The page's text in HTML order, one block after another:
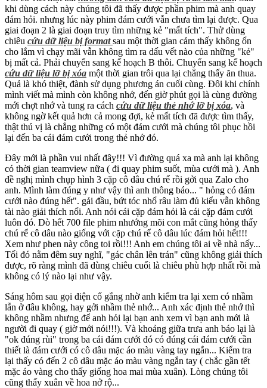
khi dùng cách này chúng tôi đã thấy được phần phim mà anh quay
đám hỏi. nhưng lúc này phim đám cưới vẫn chưa tìm lại được. Qua
giai đoạn 2 là giai đoạn truy tìm những kẻ "mất tích". Thử dùng
chiêu cứu dữ liệu bị format sau một thời gian cảm thấy không ổn
cho lắm vì chạy mãi vẫn không tìm ra dấu vết nào của những "kẻ"
bị mất cả. Phải chuyển sang kế hoạch B thôi. Chuyển sang kế hoạch
cứu dữ liệu lỡ bị xóa một thời gian trôi qua lại chẳng thấy ăn thua.
Quả là khó thiệt, đành sử dụng phương án cuối cùng. Đôi khi chính
mình viết mà mình còn không nhớ, đến giờ phút gọi là cùng đường
mới chợt nhớ và tung ra cách cứu dữ liệu thẻ nhớ lỡ bị xóa, và
không ngờ kết quả hơn cả mong đợi, kẻ mất tích đã được tìm thấy,
thật thú vị là chẳng những có một đám cưới mà chúng tôi phục hồi
lại đến ba cái đám cưới trong thẻ nhớ đó.
Đây mới là phần vui nhất đây!!! Vì đường quá xa mà anh lại không
có thời gian teamview nữa ( đi quay phim suốt, mùa cưới mà ). Anh
đề nghị mình chụp hình 3 cặp cô dâu chú rể rồi gởi qua Zalo cho
anh. Mình làm đúng y như vậy thì anh thông báo... " hỏng có đám
cưới nào đúng hết". gải đầu, bứt tóc nhổ râu làm đủ kiểu vẫn không
tài nào giải thích nổi. Anh nói cái cặp đám hỏi là cái cặp đám cưới
luôn đó. Dò hết 700 file phim nhướng mõi con mắt cũng hỏng thấy
chú rể cô dâu nào giống với cặp chú rể cô dâu lúc đám hỏi hết!!!
Xem như phen này công toi rồi!!! Anh em chúng tôi ai về nhà nấy...
Tối đó nằm đêm suy nghĩ, "gác chân lên trán" cũng không giải thích
được, rõ ràng mình đã dùng chiêu cuối là chiêu phù hợp nhất rồi mà
không có lý nào lại như vậy.
Sáng hôm sau gọi điện cố gắng nhờ anh kiểm tra lại xem có nhầm
lẫn ở đâu không, hay gởi nhầm thẻ nhớ... Anh xác định thẻ nhớ thì
không nhầm nhưng để anh hỏi lại bạn anh xem vì bạn anh mới là
người đi quay ( giờ mới nói!!!). Và khoảng giữa trưa anh báo lại là
"ok đúng rùi" trong ba cái đám cưới đó có đúng cái đám cưới cần
thiết là đám cưới có cô dâu mặc áo màu vàng tay ngắn... Kiểm tra
lại thấy có đến 2 cô dâu mặc áo màu vàng ngắn tay ( chắc gần tết
mặc áo vàng cho thấy giống hoa mai mùa xuân). Lòng chúng tôi
cũng thấy xuân về hoa nở rộ...